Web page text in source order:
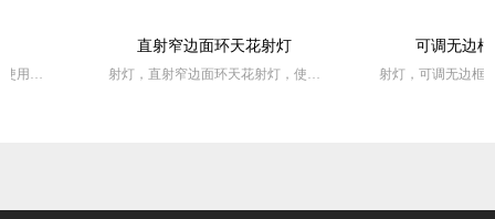
直射窄边面环天花射灯
射灯，直射窄边面环天花射灯，使用
透镜
可调无边框天花射
射灯，可调无边框天花射灯
透镜